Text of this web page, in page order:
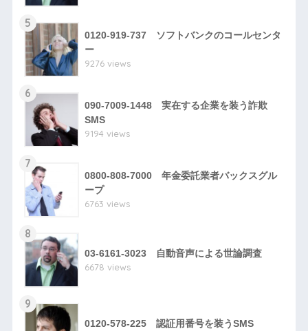
5
0120-919-737 ソフトバンクのコールセンタ
ー
9276 views
6
090-7009-1448 実在する企業を装う詐欺
SMS
9194 views
7
0800-808-7000 年金委託業者バックスグル
ープ
6763 views
8
03-6161-3023 自動音声による世論調査
6678 views
9
0120-578-225 認証用番号を装うSMS